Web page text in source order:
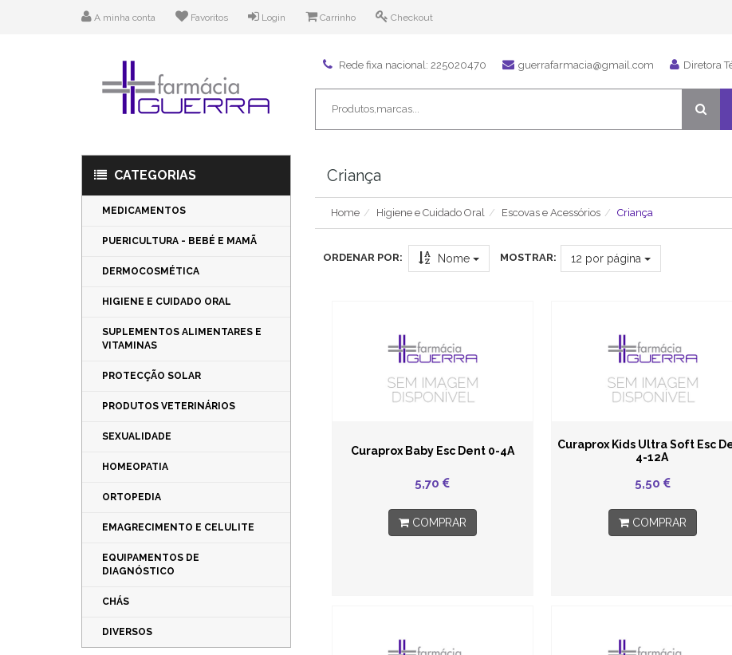
A minha conta Favoritos Login Carrinho Checkout
Rede fixa nacional: 225020470 guerrafarmacia@gmail.com Diretora
CATEGORIAS
MEDICAMENTOS
PUERICULTURA - BEBÉ E MAMÃ
DERMOCOSMÉTICA
HIGIENE E CUIDADO ORAL
SUPLEMENTOS ALIMENTARES E
VITAMINAS
PROTECÇÃO SOLAR
PRODUTOS VETERINÁRIOS
SEXUALIDADE
HOMEOPATIA
ORTOPEDIA
EMAGRECIMENTO E CELULITE
EQUIPAMENTOS DE
DIAGNÓSTICO
CHÁS
DIVERSOS
Criança
Home Higiene e Cuidado Oral Escovas e Acessórios Criança
ORDENAR POR: Nome MOSTRAR: 12 por página
Curaprox Baby Esc Dent 0-4A
5,70
COMPRAR
Curaprox Kids Ultra Soft Esc
4-12A
5,50
COMPRAR